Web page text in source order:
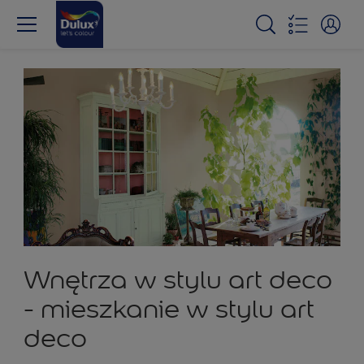
Wnętrza w stylu art deco
- mieszkanie w stylu art
deco